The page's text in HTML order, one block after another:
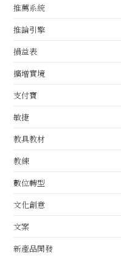
推薦系統
推論引擎
損益表
擴增實境
支付寶
敏捷
教具教材
教練
數位轉型
文化創意
文案
新產品開發